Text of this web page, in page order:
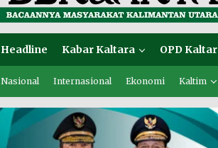
Headline Kabar Kaltara OPD
Nasional Internasional Ekonomi Kaltim